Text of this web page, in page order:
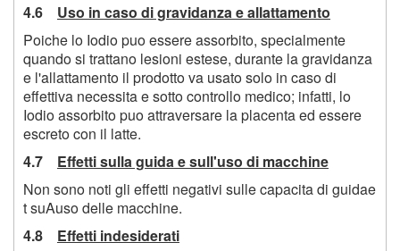
4.6 Uso in caso di gravidanza e allattamento
Poiche lo Iodio puo essere assorbito, specialmente
quando si trattano lesioni estese, durante la gravidanza
e l'allattamento il prodotto va usato solo in caso di
effettiva necessita e sotto controllo medico; infatti, lo
Iodio assorbito puo attraversare la placenta ed essere
escreto con il latte.
4.7 Effetti sulla guida e sull'uso di macchine
Non sono noti gli effetti negativi sulle capacita di guidae
t suAuso delle macchine.
4.8 Effetti indesiderati